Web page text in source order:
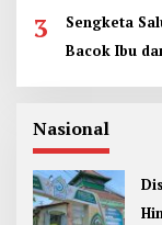
3
Sengketa
Bacok Ibu
Nasional